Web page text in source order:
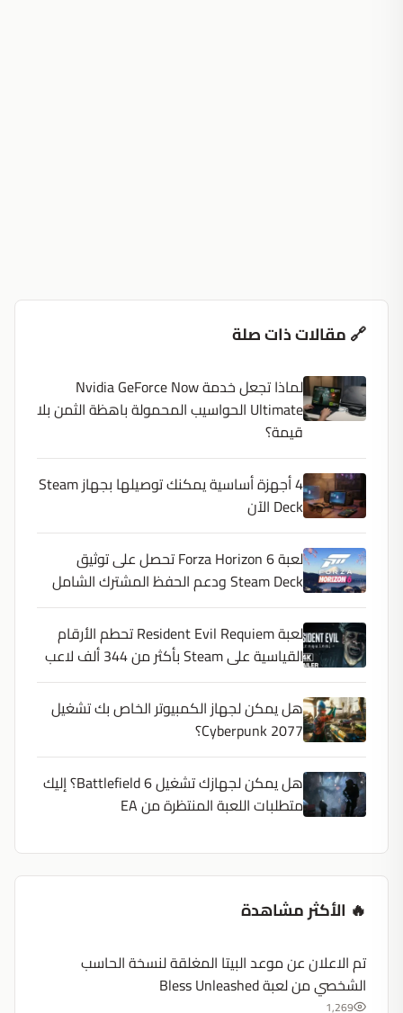
🔗 مقالات ذات صلة
لماذا تجعل خدمة Nvidia GeForce Now
Ultimate الحواسيب المحمولة باهظة الثمن بلا
قيمة؟
4 أجهزة أساسية يمكنك توصيلها بجهاز Steam
Deck الآن
لعبة Forza Horizon 6 تحصل على توثيق
Steam Deck ودعم الحفظ المشترك الشامل
لعبة Resident Evil Requiem تحطم الأرقام
القياسية على Steam بأكثر من 344 ألف لاعب
هل يمكن لجهاز الكمبيوتر الخاص بك تشغيل
Cyberpunk 2077؟
هل يمكن لجهازك تشغيل Battlefield 6؟ إليك
متطلبات اللعبة المنتظرة من EA
🔥 الأكثر مشاهدة
تم الاعلان عن موعد البيتا المغلقة لنسخة الحاسب
الشخصي من لعبة Bless Unleashed
1,269